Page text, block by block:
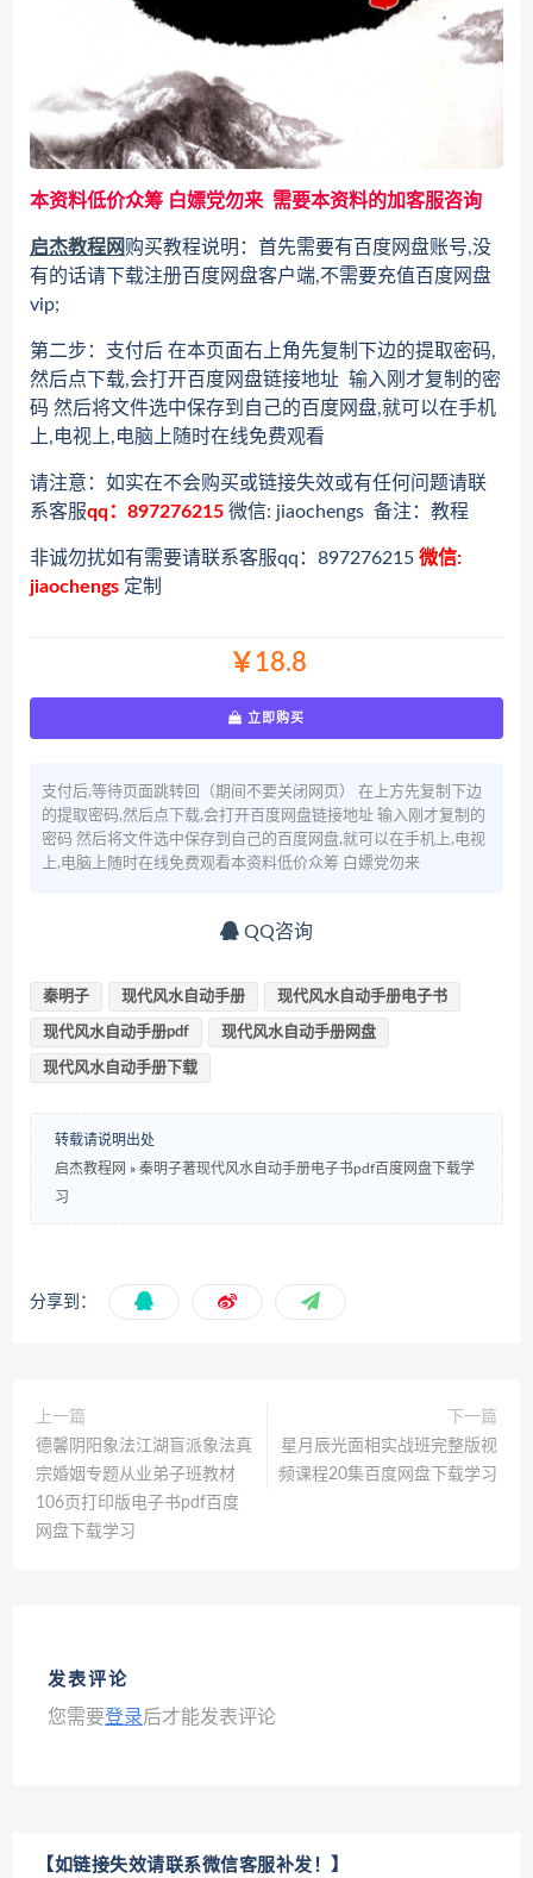
本资料低价众筹 白嫖党勿来 需要本资料的加客服咨询
启杰教程网购买教程说明：首先需要有百度网盘账号,没
有的话请下载注册百度网盘客户端,不需要充值百度网盘
vip;
第二步：支付后 在本页面右上角先复制下边的提取密码,
然后点下载,会打开百度网盘链接地址 输入刚才复制的密
码 然后将文件选中保存到自己的百度网盘,就可以在手机
上,电视上,电脑上随时在线免费观看
请注意：如实在不会购买或链接失效或有任何问题请联
系客服qq：897276215 微信: jiaochengs 备注：教程
非诚勿扰如有需要请联系客服qq：897276215 微信:
jiaochengs 定制
￥18.8
立即购买
支付后,等待页面跳转回（期间不要关闭网页） 在上方先复制下边
的提取密码,然后点下载,会打开百度网盘链接地址 输入刚才复制的
密码 然后将文件选中保存到自己的百度网盘,就可以在手机上,电视
上,电脑上随时在线免费观看本资料低价众筹 白嫖党勿来
QQ咨询
秦明子 现代风水自动手册 现代风水自动手册电子书
现代风水自动手册pdf 现代风水自动手册网盘
现代风水自动手册下载
转载请说明出处
启杰教程网 » 秦明子著现代风水自动手册电子书pdf百度网盘下载学
习
分享到：
上一篇
德馨阴阳象法江湖盲派象法真
宗婚姻专题从业弟子班教材
106页打印版电子书pdf百度
网盘下载学习
下一篇
星月辰光面相实战班完整版视
频课程20集百度网盘下载学习
发表评论
您需要登录后才能发表评论
【如链接失效请联系微信客服补发！】